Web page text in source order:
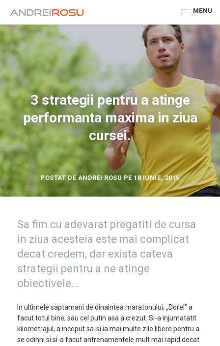
MENU
3 strategii pentru a atinge
performanta maxima in ziua
cursei.
POSTAT DE ANDREI ROSU PE 18 IUNIE, 2015
Sa fim cu adevarat pregatiti de cursa
in ziua acesteia este mai complicat
decat credem, dar exista cateva
strategii pentru a ne atinge
obiectivele…
In ultimele saptamani de dinaintea maratonului, „Dorel” a
facut totul bine, sau cel putin asa a crezut. Si-a injumatatit
kilometrajul, a inceput sa-si ia mai multe zile libere pentru a
se odihni si si-a facut antrenamentele mult mai rapid decat